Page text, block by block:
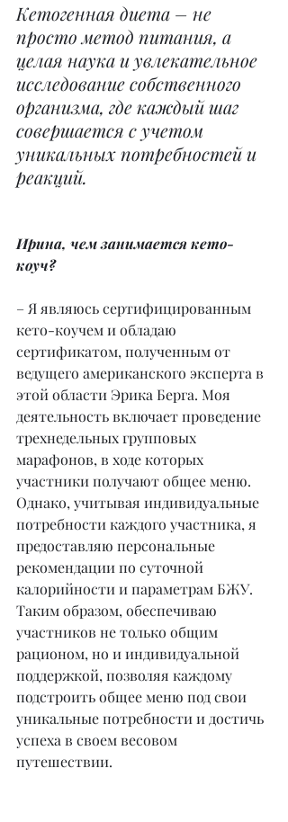
Кетогенная диета – не
просто метод питания, а
целая наука и увлекательное
исследование собственного
организма, где каждый шаг
совершается с учетом
уникальных потребностей и
реакций.
Ирина, чем занимается кето-
коуч?
– Я являюсь сертифицированным
кето-коучем и обладаю
сертификатом, полученным от
ведущего американского эксперта в
этой области Эрика Берга. Моя
деятельность включает проведение
трехнедельных групповых
марафонов, в ходе которых
участники получают общее меню.
Однако, учитывая индивидуальные
потребности каждого участника, я
предоставляю персональные
рекомендации по суточной
калорийности и параметрам БЖУ.
Таким образом, обеспечиваю
участников не только общим
рационом, но и индивидуальной
поддержкой, позволяя каждому
подстроить общее меню под свои
уникальные потребности и достичь
успеха в своем весовом
путешествии.